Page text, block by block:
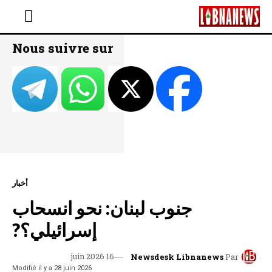
Nous suivre sur
أخبار
جنوب لبنان: نحو انسحاب
إسرائيلي؟?
Par
Newsdesk Libnanews
16 juin 2026
Modifié il y a 28 juin 2026